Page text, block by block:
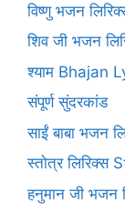
विष्णु भजन
शिव जी भजन
श्याम Bhajan
संपूर्ण सुंदरकांड
साईं बाबा भजन
स्तोत्र लिरिक्स
हनुमान जी भजन